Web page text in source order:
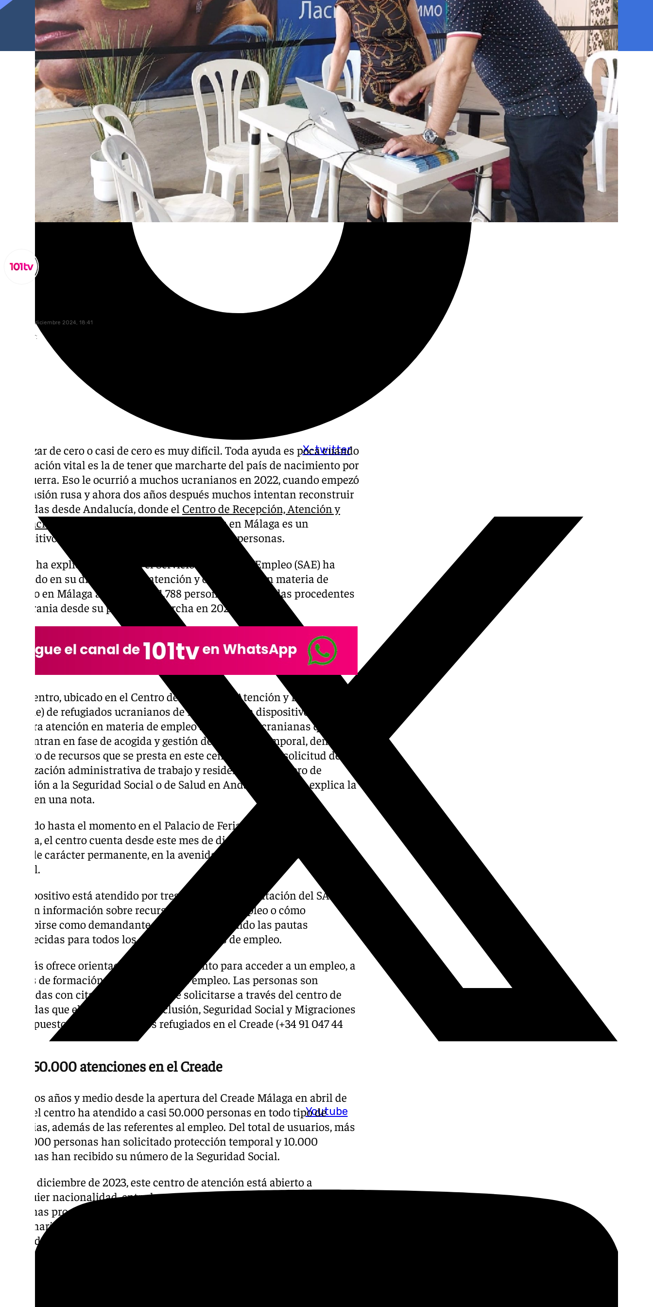
X-twitter
Youtube
sábado, 28 diciembre 2024, 18:41
Compartir:
Empezar de cero o casi de cero es muy difícil. Toda ayuda es poca cuando
la situación vital es la de tener que marcharte del país de nacimiento por
una guerra. Eso le ocurrió a muchos ucranianos en 2022, cuando empezó
la invasión rusa y ahora dos años después muchos intentan reconstruir
sus vidas desde Andalucía, donde el Centro de Recepción, Atención y
Derivación (Creade)
de refugiados ucranianos en Málaga es un
dispositivo que haya ayudado ya a más de 1.700 personas.
Según ha explicado la Junta, el Servicio Andaluz de Empleo (SAE) ha
atendido en su dispositivo de atención y orientación en materia de
empleo en Málaga a un total de 1.788 personas desplazadas procedentes
de Ucrania desde su puesta en marcha en 2022.
Este centro, ubicado en el Centro de Recepción, Atención y Derivación
(Creade) de refugiados ucranianos de Málaga, es un dispositivo de
primera atención en materia de empleo a personas ucranianas que se
encuentran en fase de acogida y gestión del permiso temporal, dentro del
circuito de recursos que se presta en este centro, como la solicitud de
autorización administrativa de trabajo y residencia, el número de
afiliación a la Seguridad Social o de Salud en Andalucía, según explica la
Junta en una nota.
Ubicado hasta el momento en el Palacio de Ferias y Congresos de
Málaga, el centro cuenta desde este mes de diciembre con una nueva
sede, de carácter permanente, en la avenida Pintor Joaquín Sorolla de la
capital.
El dispositivo está atendido por tres técnicos de orientación del SAE que
ofrecen información sobre recursos, ofertas de empleo o cómo
inscribirse como demandante de empleo, siguiendo las pautas
establecidas para todos los servicios públicos de empleo.
Además ofrece orientación y asesoramiento para acceder a un empleo, a
cursos de formación o a programas de empleo. Las personas son
atendidas con cita previa, que puede solicitarse a través del centro de
llamadas que el Ministerio de Inclusión, Seguridad Social y Migraciones
ha dispuesto para atender a los refugiados en el Creade (+34 91 047 44
Casi 50.000 atenciones en el Creade
Tras dos años y medio desde la apertura del Creade Málaga en abril de
2022, el centro ha atendido a casi 50.000 personas en todo tipo de
materias, además de las referentes al empleo. Del total de usuarios, más
de 21.000 personas han solicitado protección temporal y 10.000
personas han recibido su número de la Seguridad Social.
Desde diciembre de 2023, este centro de atención está abierto a
cualquier nacionalidad, entre las que tienen mayor prevalencia las
personas procedentes de Venezuela y Colombia, y nacionalidades
subsaharianas como Senegal, Mali, Gambia, Guinea Conakry, Nigeria,
Costa de Marfil y Ghana.